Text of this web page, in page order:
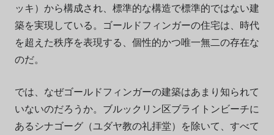
ッキ）から構成され、標準的な構造で標準的ではない建
築を実現している。ゴールドフィンガーの住宅は、時代
を超えた秩序を表現する、個性的かつ唯一無二の存在な
のだ。
では、なぜゴールドフィンガーの建築はあまり知られて
いないのだろうか。ブルックリン区ブライトンビーチに
あるシナゴーグ（ユダヤ教の礼拝堂）を除いて、すべて